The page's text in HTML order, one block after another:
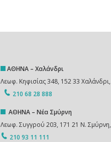
ΑΘΗΝΑ – Χαλάνδρι
Λεωφ. Κηφισίας 348, 152 33 Χαλάνδρι,
210 68 28 888
ΑΘΗΝΑ – Νέα Σμύρνη
Λεωφ. Συγγρού 203, 171 21 Ν. Σμύρνη,
210 93 11 111